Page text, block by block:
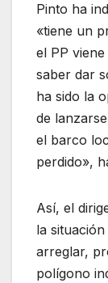
Pinto ha
«tiene un
el PP
saber dar
ha sido la
de
el barco
perdido»,
Así, el
la
arreglar,
polígono